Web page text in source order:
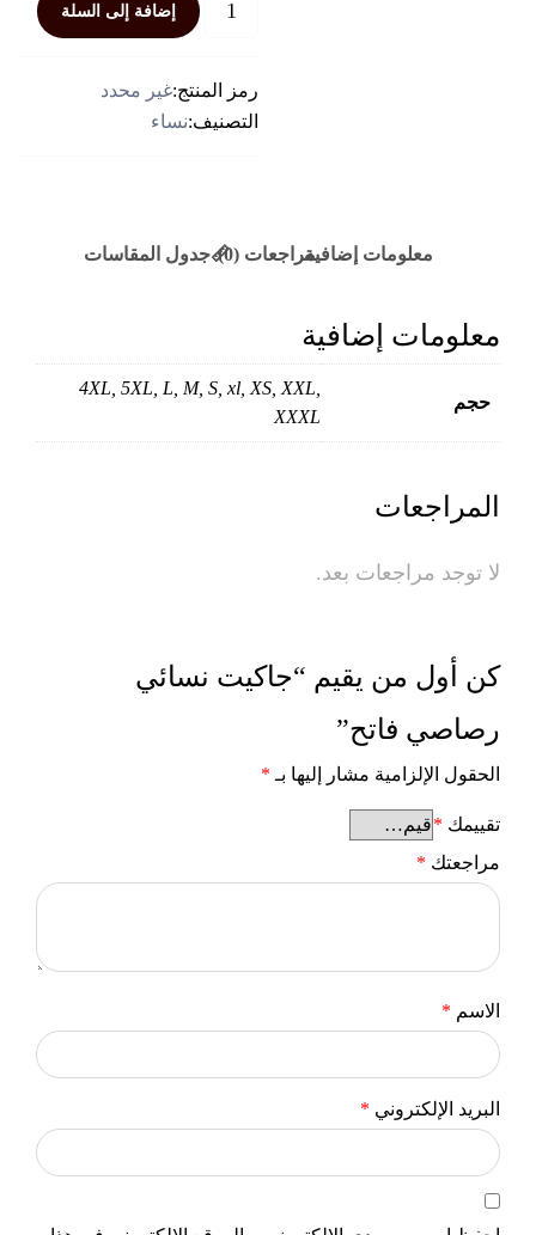
إضافة إلى السلة
رمز المنتج:غير محدد
التصنيف:نساء
معلومات إضافيةمراجعات (0)📏جدول المقاسات
معلومات إضافية
حجم
4XL, 5XL, L, M, S, xl, XS, XXL,
XXXL
المراجعات
لا توجد مراجعات بعد.
كن أول من يقيم “جاكيت نسائي
رصاصي فاتح”
الحقول الإلزامية مشار إليها بـ *
تقييمك *
مراجعتك *
الاسم *
البريد الإلكتروني *